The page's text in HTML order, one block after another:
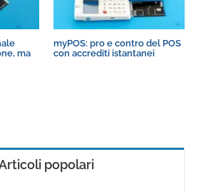
ma
myPOS: pro e contro del POS
con accrediti istantanei
popolari